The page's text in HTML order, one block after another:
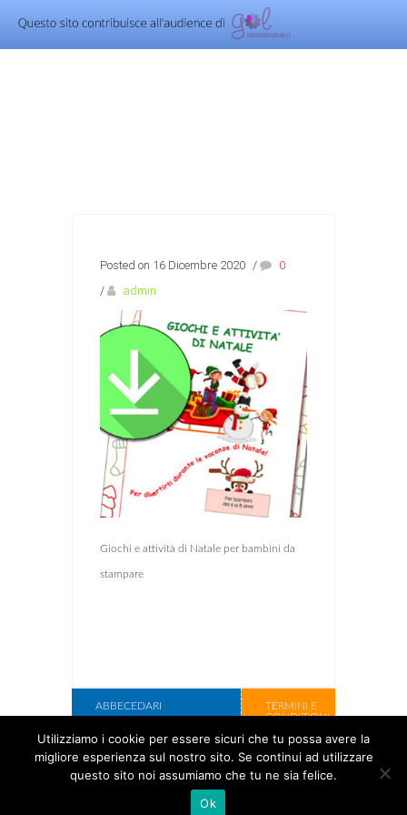
Posted on 16 Dicembre 2020 /
0
/
admin
Giochi e attività di Natale per bambini da
stampare
ABBECEDARI
LIBRI DA DEDICARE
LIBRI DA ILLUSTRARE
TERMINI E
CONDIZIONI
CHI SIAMO
CONTATTI
Utilizziamo i cookie per essere sicuri che tu possa avere la
migliore esperienza sul nostro sito. Se continui ad utilizzare
questo sito noi assumiamo che tu ne sia felice.
Ok